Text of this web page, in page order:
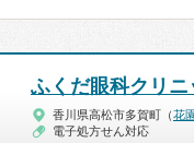
ふくだ眼科クリニ
香川県高松市多賀町（花
電子処方せん対応